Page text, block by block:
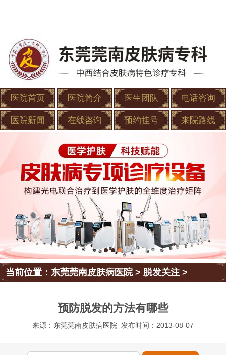
医院首页 医院简介 医生团队 电话咨询
医院新闻 在线咨询 预约挂号 来院路线
当前位置：东莞莞南皮肤病医院> 脱发关注 >
预防脱发的方法有哪些
来源：东莞莞南皮肤病医院 发布时间：2013-08-07